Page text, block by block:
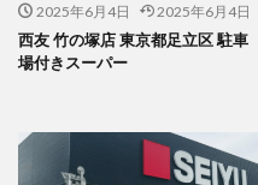
2025年6月4日 2025年6月4日
西友 竹の塚店 東京都足立区 駐車
場付きスーパー